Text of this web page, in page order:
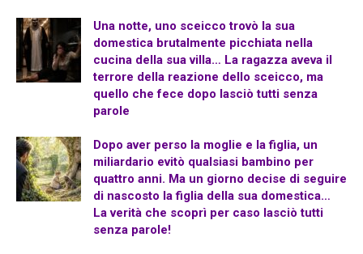
Una notte, uno sceicco trovò la sua
domestica brutalmente picchiata nella
cucina della sua villa… La ragazza aveva il
terrore della reazione dello sceicco, ma
quello che fece dopo lasciò tutti senza
parole
Dopo aver perso la moglie e la figlia, un
miliardario evitò qualsiasi bambino per
quattro anni. Ma un giorno decise di seguire
di nascosto la figlia della sua domestica…
La verità che scoprì per caso lasciò tutti
senza parole!